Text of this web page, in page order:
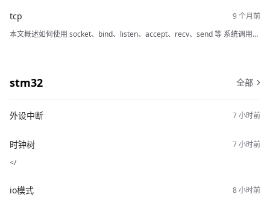
tcp
本文概述如何使用 socket、bind、listen、accept、recv、send 等 系统调用，
stm32 全部
外设中断
时钟树
</
io模式